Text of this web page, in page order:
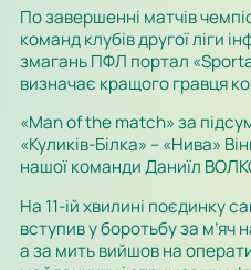
По завершенні матчів
команд клубів другої ліги
змагань ПФЛ портал
визначає кращого гравця
«Man of the match» за
«Куликів-Білка» – «Нива»
нашої команди Даниїл
На 11-ій хвилині поєдинку
вступив у боротьбу за м’яч
а за мить вийшов на